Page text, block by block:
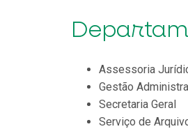
Assessoria
Gestão
Secretaria Geral
Serviço de